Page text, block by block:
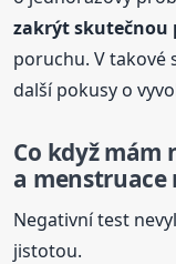
zakrýt skutečnou
poruchu. V takové
další pokusy o
Co když
a menstruace
Negativní test
jistotou.